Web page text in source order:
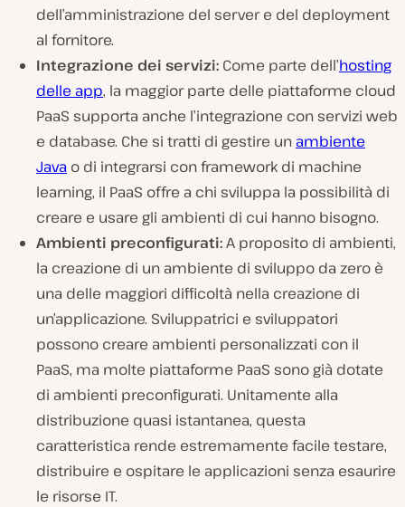
dell’amministrazione del server e del deployment
al fornitore.
Integrazione dei servizi: Come parte dell’hosting
delle app, la maggior parte delle piattaforme cloud
PaaS supporta anche l’integrazione con servizi web
e database. Che si tratti di gestire un ambiente
Java o di integrarsi con framework di machine
learning, il PaaS offre a chi sviluppa la possibilità di
creare e usare gli ambienti di cui hanno bisogno.
Ambienti preconfigurati:A proposito di ambienti,
la creazione di un ambiente di sviluppo da zero è
una delle maggiori difficoltà nella creazione di
un’applicazione. Sviluppatrici e sviluppatori
possono creare ambienti personalizzati con il
PaaS, ma molte piattaforme PaaS sono già dotate
di ambienti preconfigurati. Unitamente alla
distribuzione quasi istantanea, questa
caratteristica rende estremamente facile testare,
distribuire e ospitare le applicazioni senza esaurire
le risorse IT.